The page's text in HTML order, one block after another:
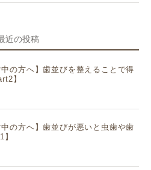
近の投稿
の方へ】歯並びを整えることで得
】
の方へ】歯並びが悪いと虫歯や歯